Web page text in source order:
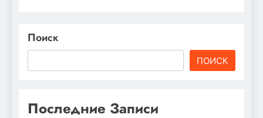
Поиск
ПОИСК
Последние Записи